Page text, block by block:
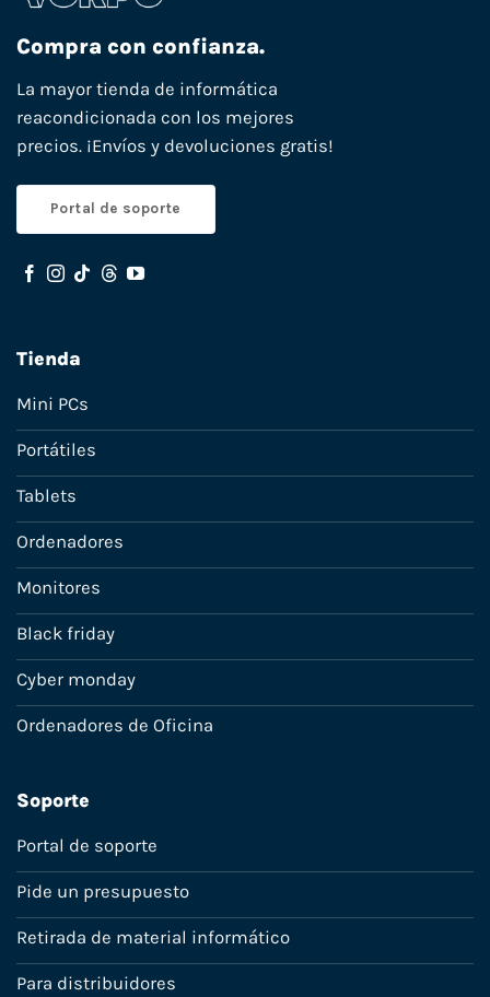
Compra con confianza.
La mayor tienda de informática
reacondicionada con los mejores
precios. ¡Envíos y devoluciones gratis!
Portal de soporte
Tienda
Mini PCs
Portátiles
Tablets
Ordenadores
Monitores
Black friday
Cyber monday
Ordenadores de Oficina
Soporte
Portal de soporte
Pide un presupuesto
Retirada de material informático
Para distribuidores